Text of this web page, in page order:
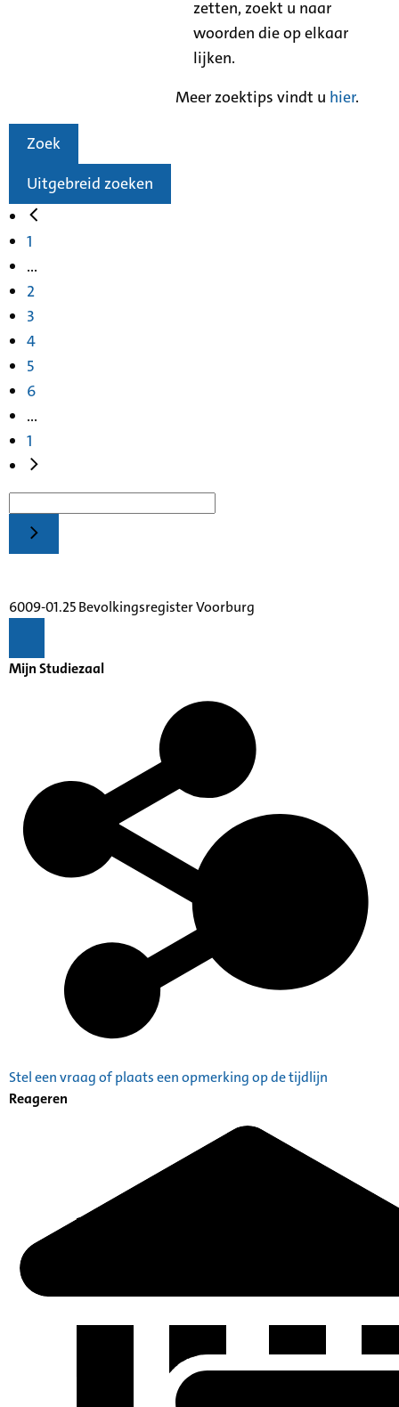
zetten, zoekt u naar
woorden die op elkaar
lijken.
Meer zoektips vindt u hier.
Zoek
Uitgebreid zoeken
1
...
2
3
4
5
6
...
1
6009-01.25 Bevolkingsregister Voorburg
Mijn Studiezaal
Stel een vraag of plaats een opmerking op de tijdlijn
Reageren